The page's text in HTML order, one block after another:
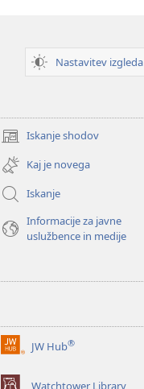
Nastavitev izgleda
Iskanje shodov
(odpre
novo
okno)
Kaj je novega
Iskanje
Informacije za javne
uslužbence in medije
JW Hub®
(odpre
okno)
Watchtower Library